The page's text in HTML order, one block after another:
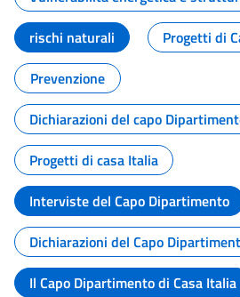
rischi naturali
Progetti di
Prevenzione
Dichiarazioni del capo
Progetti di casa Italia
Interviste del Capo Dipartimento
Dichiarazioni del Capo
Il Capo Dipartimento di Casa Italia